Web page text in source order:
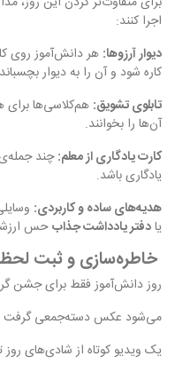
اجرا کنند:
دیوار آرزوها: هر دانش‌آموز روی
کاره شود و آن را به دیوار
تابلوی تشویق: هم‌کلاسی‌ها برای
آن‌ها را بخوانند.
کارت یادگاری از معلم:چند جمله‌ی
یادگاری باشد.
هدیه‌های ساده و کاربردی:
یادفتر یادداشت جذابحس
خاطره‌سازی و ثبت
روز دانش‌آموز فقط برای جشن
می‌شود عکس دسته‌جمعی گرفت
یک ویدیو کوتاه از شادی‌های روز